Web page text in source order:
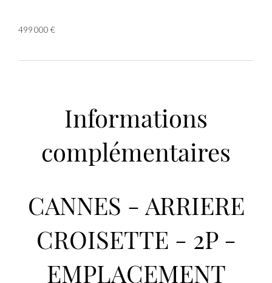
499 000 €
Informations
complémentaires
CANNES - ARRIERE
CROISETTE - 2P -
EMPLACEMENT